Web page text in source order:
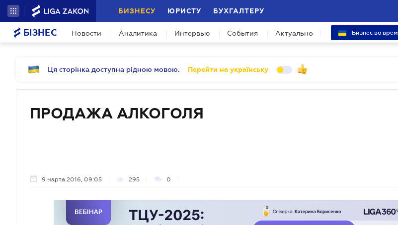
БИЗНЕСУ ЮРИСТУ БУХГАЛТЕРУ
БІЗНЕС Новости Аналитика Интервью События Актуально Бизнес во
Ця сторінка доступна рідною мовою. Перейти на українську
ПРОДАЖА АЛКОГОЛЯ
9 марта 2016, 09:05 295 0